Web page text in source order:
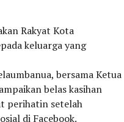
Rakyat Kota
keluarga yang
bersama Ketua
belas kasihan
perihatin setelah
di Facebook.